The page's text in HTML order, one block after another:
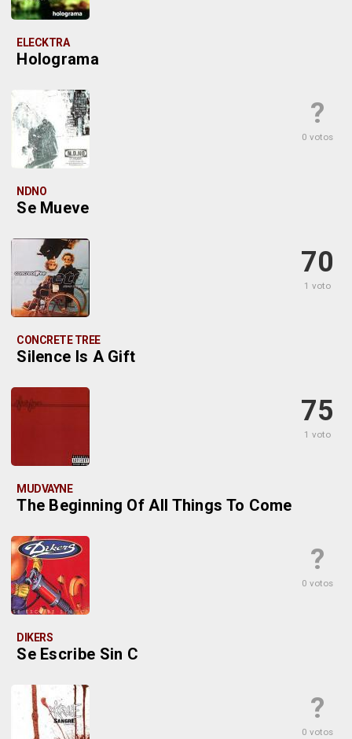
ELECKTRA
Holograma
?
0 votos
NDNO
Se Mueve
70
1 voto
CONCRETE TREE
Silence Is A Gift
75
1 voto
MUDVAYNE
The Beginning Of All Things To Come
?
0 votos
DIKERS
Se Escribe Sin C
?
0 votos